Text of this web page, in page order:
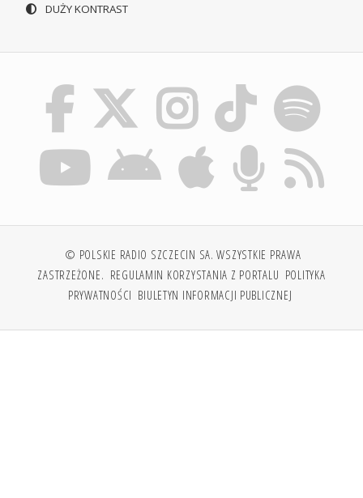
DUŻY KONTRAST
© POLSKIE RADIO SZCZECIN SA. WSZYSTKIE PRAWA
ZASTRZEŻONE. REGULAMIN KORZYSTANIA Z PORTALU POLITYKA
PRYWATNOŚCI BIULETYN INFORMACJI PUBLICZNEJ